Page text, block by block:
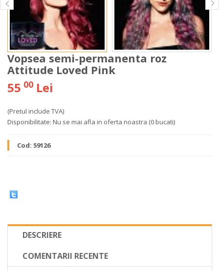
Vopsea semi-permanenta roz
Attitude Loved Pink
55 00 Lei
(Pretul include TVA)
Disponibilitate: Nu se mai afla in oferta noastra (0 bucati)
Cod: 59126
DESCRIERE
COMENTARII RECENTE